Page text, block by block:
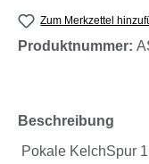
Zum Merkzettel
Produktnummer:
Beschreibung
Pokale KelchSpur